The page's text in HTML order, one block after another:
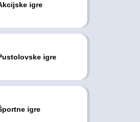
igre
igre
igre